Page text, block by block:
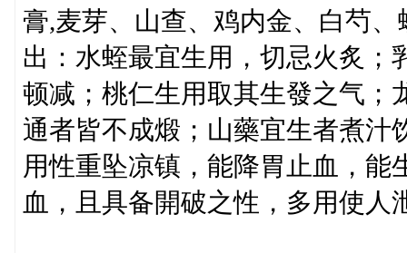
膏,麦芽、山查、鸡内金、白芍
出：水蛭最宜生用，切忌火炙；
顿减；桃仁生用取其生發之气；
通者皆不成煅；山藥宜生者煮汁
用性重坠凉镇，能降胃止血，能
血，且具备開破之性，多用使人